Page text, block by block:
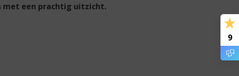
met een prachtig uitzicht.
9